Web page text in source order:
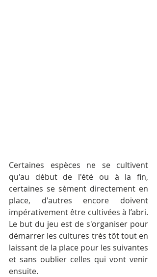
Certaines espèces ne se cultivent
qu'au début de l'été ou à la fin,
certaines se sèment directement en
place, d'autres encore doivent
impérativement être cultivées à l’abri.
Le but du jeu est de s'organiser pour
démarrer les cultures très tôt tout en
laissant de la place pour les suivantes
et sans oublier celles qui vont venir
ensuite.